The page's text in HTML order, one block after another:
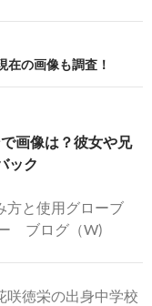
在の画像も調査！
画像は？彼女や兄
ック
方と使用グローブ
ブログ（W)
咲徳栄の出身中学校